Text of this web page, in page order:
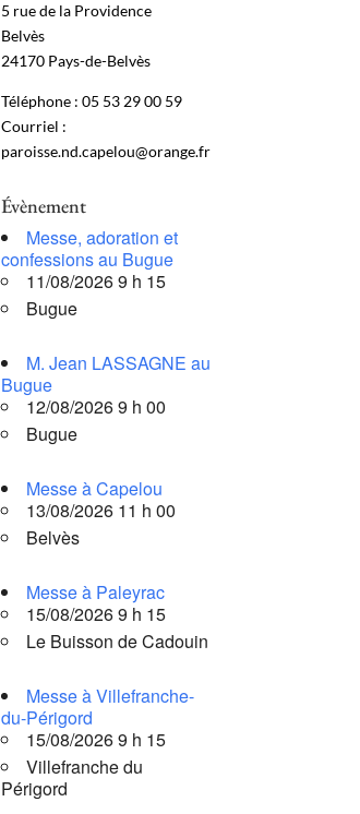
5 rue de la Providence
Belvès
24170 Pays-de-Belvès
Téléphone : 05 53 29 00 59
Courriel :
paroisse.nd.capelou@orange.fr
Évènement
Messe, adoration et
confessions au Bugue
11/08/2026 9 h 15
Bugue
M. Jean LASSAGNE au
Bugue
12/08/2026 9 h 00
Bugue
Messe à Capelou
13/08/2026 11 h 00
Belvès
Messe à Paleyrac
15/08/2026 9 h 15
Le Buisson de Cadouin
Messe à Villefranche-
du-Périgord
15/08/2026 9 h 15
Villefranche du
Périgord